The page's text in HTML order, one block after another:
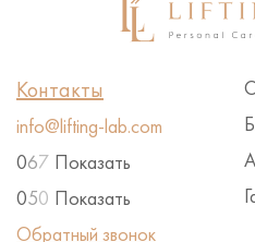
Контакты
info@lifting-lab.com
067 Показать
050 Показать
Обратный звонок